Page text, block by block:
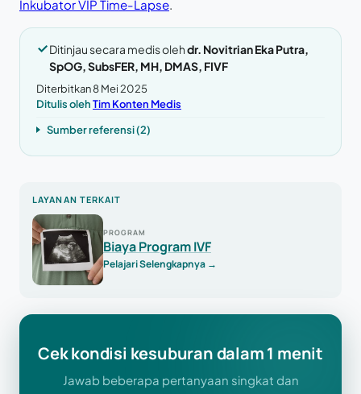
Inkubator VIP Time-Lapse.
Ditinjau secara medis olehdr. Novitrian Eka Putra,
SpOG, SubsFER, MH, DMAS, FIVF
Diterbitkan 8 Mei 2025
Ditulis olehTim Konten Medis
Sumber referensi (2)
LAYANAN TERKAIT
PROGRAM
Biaya Program IVF
Pelajari Selengkapnya →
Cek kondisi kesuburan dalam 1 menit
Jawab beberapa pertanyaan singkat dan